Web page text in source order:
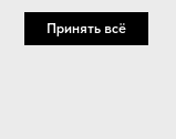
Принять всё